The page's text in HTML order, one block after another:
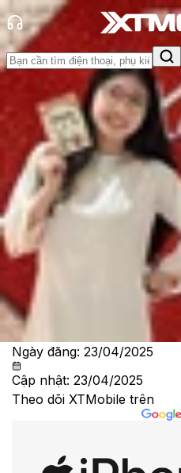
Trang chủ
Tin tức
Tin Mới
Tin MớiĐánh Giá - Trên Tay
mãi
Thủ thuậtHỏi đáp App -
hàng - Sự kiện
Thông tin mới về
giá rẻ mới sẽ phát
5/2026
Lê Thị Huỳnh Như
Ngày đăng: 23/04/2025
Cập nhật: 23/04/2025
Theo dõi XTMobile trên